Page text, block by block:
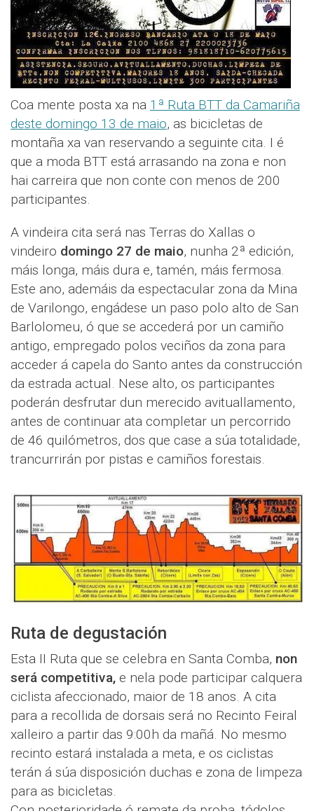
Coa mente posta xa na 1ª Ruta BTT da Camariña
deste domingo 13 de maio, as bicicletas de
montaña xa van reservando a seguinte cita. I é
que a moda BTT está arrasando na zona e non
hai carreira que non conte con menos de 200
participantes.
A vindeira cita será nas Terras do Xallas o
vindeiro domingo 27 de maio, nunha 2ª edición,
máis longa, máis dura e, tamén, máis fermosa.
Este ano, ademáis da espectacular zona da Mina
de Varilongo, engádese un paso polo alto de San
Barlolomeu, ó que se accederá por un camiño
antigo, empregado polos veciños da zona para
acceder á capela do Santo antes da construcción
da estrada actual. Nese alto, os participantes
poderán desfrutar dun merecido avituallamento,
antes de continuar ata completar un percorrido
de 46 quilómetros, dos que case a súa totalidade,
trancurrirán por pistas e camiños forestais.
Ruta de degustación
Esta II Ruta que se celebra en Santa Comba, non
será competitiva, e nela pode participar calquera
ciclista afeccionado, maior de 18 anos. A cita
para a recollida de dorsais será no Recinto Feiral
xalleiro a partir das 9:00h da mañá. No mesmo
recinto estará instalada a meta, e os ciclistas
terán á súa disposición duchas e zona de limpeza
para as bicicletas.